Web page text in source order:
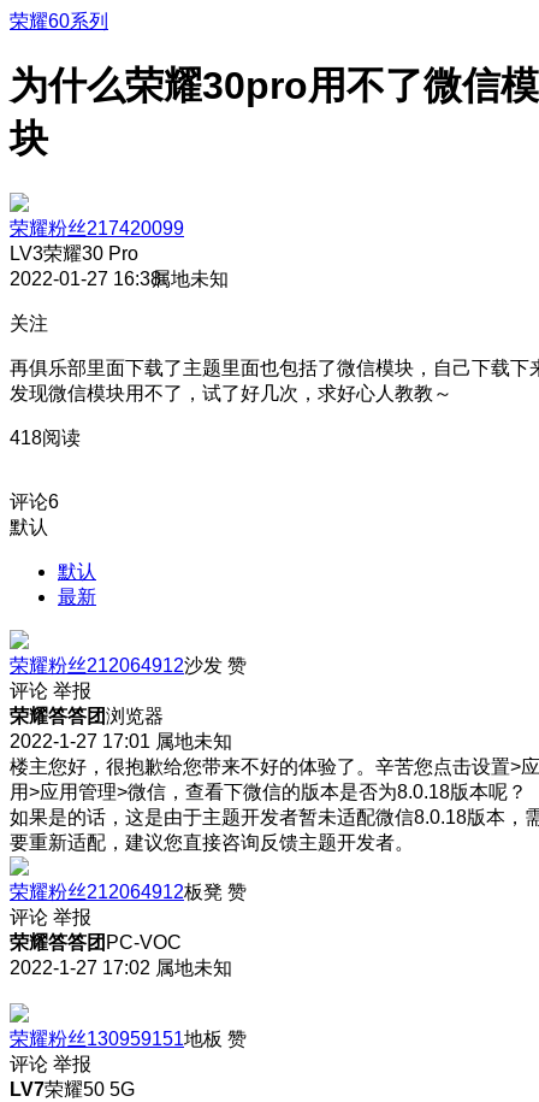
荣耀60系列
为什么荣耀30pro用不了微信模
块
荣耀粉丝217420099
LV3荣耀30 Pro
2022-01-27 16:38属地未知
关注
再俱乐部里面下载了主题里面也包括了微信模块，自己下载下
发现微信模块用不了，试了好几次，求好心人教教～
418阅读
评论6
默认
默认
最新
荣耀粉丝212064912沙发 赞
评论 举报
荣耀答答团浏览器
2022-1-27 17:01 属地未知
楼主您好，很抱歉给您带来不好的体验了。辛苦您点击设置>应
用>应用管理>微信，查看下微信的版本是否为8.0.18版本呢？
如果是的话，这是由于主题开发者暂未适配微信8.0.18版本，
要重新适配，建议您直接咨询反馈主题开发者。
荣耀粉丝212064912板凳 赞
评论 举报
荣耀答答团 PC-VOC
2022-1-27 17:02 属地未知
荣耀粉丝130959151地板 赞
评论 举报
LV7荣耀50 5G